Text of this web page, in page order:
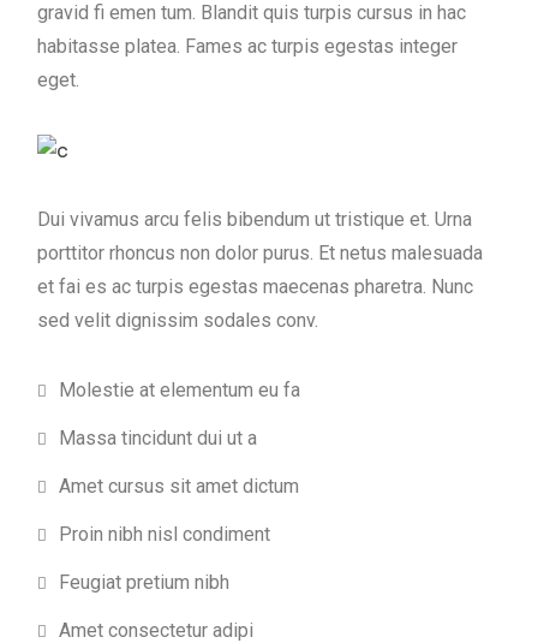
gravid fi emen tum. Blandit quis turpis cursus in hac
habitasse platea. Fames ac turpis egestas integer
eget.
Dui vivamus arcu felis bibendum ut tristique et. Urna
porttitor rhoncus non dolor purus. Et netus malesuada
et fai es ac turpis egestas maecenas pharetra. Nunc
sed velit dignissim sodales conv.
Molestie at elementum eu fa
Massa tincidunt dui ut a
Amet cursus sit amet dictum
Proin nibh nisl condiment
Feugiat pretium nibh
Amet consectetur adipi